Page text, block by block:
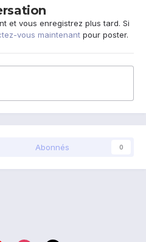
et vous enregistrez plus tard. Si
vous maintenant pour poster.
Abonnés 0